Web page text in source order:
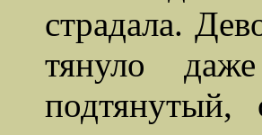
страдала.
тянуло